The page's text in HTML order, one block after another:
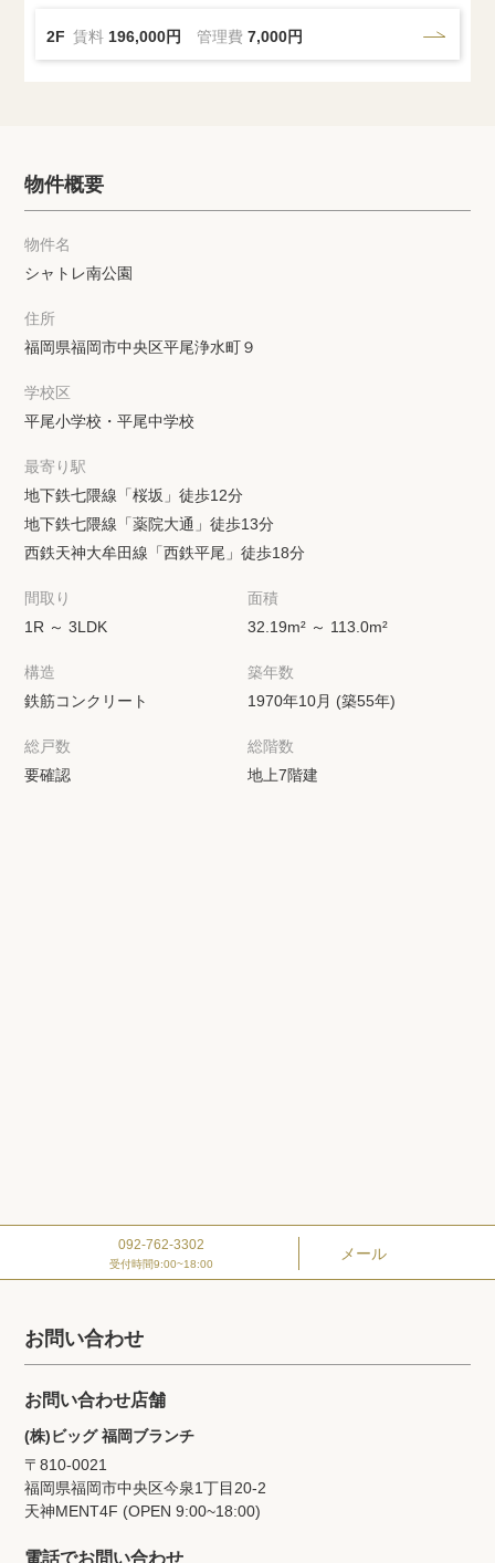
2F 賃料 196,000円 管理費7,000円
物件概要
物件名
シャトレ南公園
住所
福岡県福岡市中央区平尾浄水町９
学校区
平尾小学校・平尾中学校
最寄り駅
地下鉄七隈線「桜坂」徒歩12分
地下鉄七隈線「薬院大通」徒歩13分
西鉄天神大牟田線「西鉄平尾」徒歩18分
間取り
1R ～ 3LDK
面積
32.19m² ～ 113.0m²
構造
鉄筋コンクリート
築年数
1970年10月 (築55年)
総戸数
要確認
総階数
地上7階建
092-762-3302
受付時間9:00~18:00
メール
お問い合わせ
お問い合わせ店舗
(株)ビッグ 福岡ブランチ
〒810-0021
福岡県福岡市中央区今泉1丁目20‐2
天神MENT4F (OPEN 9:00~18:00)
電話でお問い合わせ